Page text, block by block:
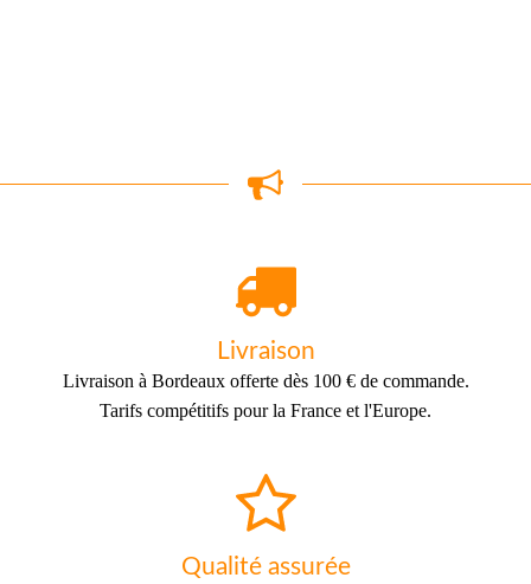
Livraison
Livraison à Bordeaux offerte dès 100 € de commande.
Tarifs compétitifs pour la France et l'Europe.
Qualité assurée